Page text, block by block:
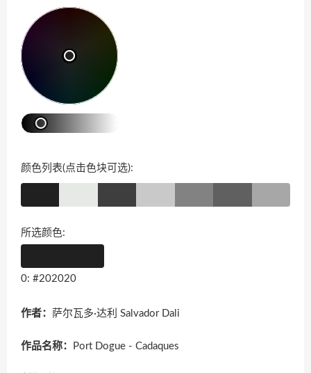
颜色列表(点击色块可选):
所选颜色:
0: #202020
作者： 萨尔瓦多·达利 Salvador Dali
作品名称： Port Dogue - Cadaques